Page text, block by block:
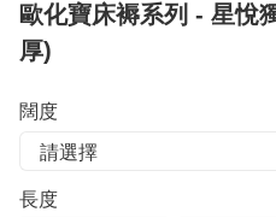
歐化寶床褥系列 - 星悅
厚)
闊度
長度